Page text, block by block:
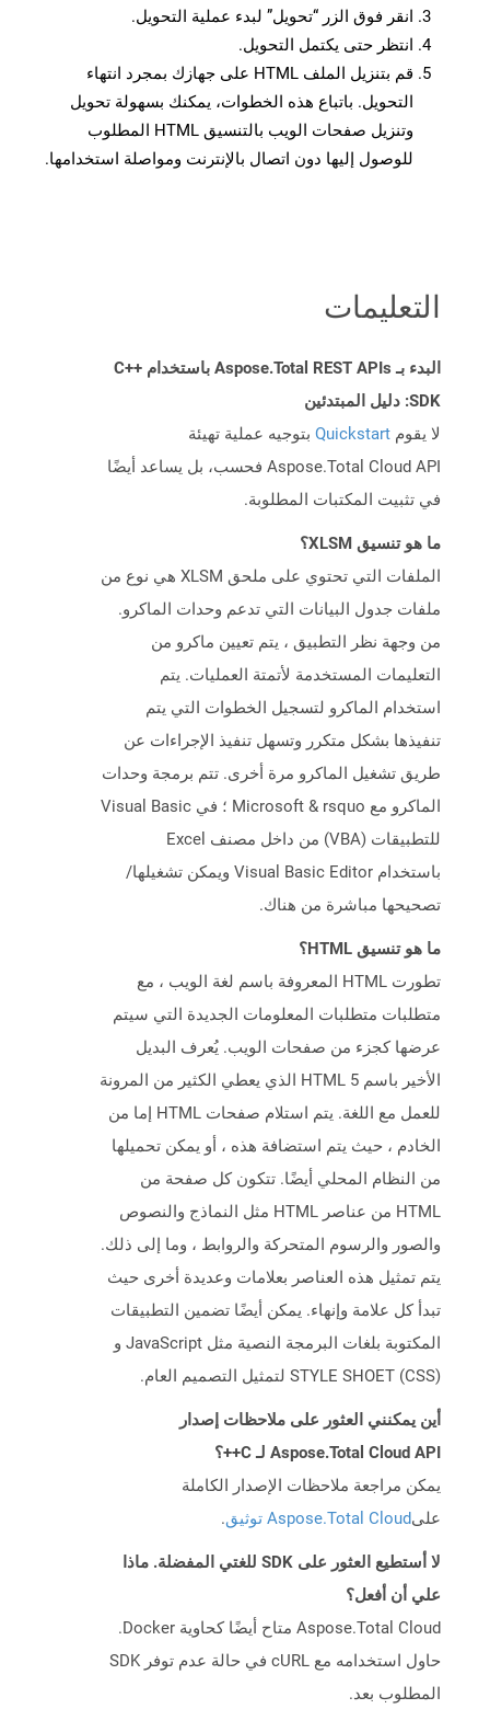
انقر فوق الزر “تحويل” لبدء عملية التحويل.
انتظر حتى يكتمل التحويل.
قم بتنزيل الملف HTML على جهازك بمجرد انتهاء
التحويل. باتباع هذه الخطوات، يمكنك بسهولة تحويل
وتنزيل صفحات الويب بالتنسيق HTML المطلوب
للوصول إليها دون اتصال بالإنترنت ومواصلة استخدامها.
التعليمات
البدء بـ Aspose.Total REST APIs باستخدام C++
SDK: دليل المبتدئين
لا يقوم Quickstart بتوجيه عملية تهيئة
Aspose.Total Cloud API فحسب، بل يساعد أيضًا
في تثبيت المكتبات المطلوبة.
ما هو تنسيق XLSM؟
الملفات التي تحتوي على ملحق XLSM هي نوع من
ملفات جدول البيانات التي تدعم وحدات الماكرو.
من وجهة نظر التطبيق ، يتم تعيين ماكرو من
التعليمات المستخدمة لأتمتة العمليات. يتم
استخدام الماكرو لتسجيل الخطوات التي يتم
تنفيذها بشكل متكرر وتسهل تنفيذ الإجراءات عن
طريق تشغيل الماكرو مرة أخرى. تتم برمجة وحدات
الماكرو مع Microsoft & rsquo ؛ في Visual Basic
للتطبيقات (VBA) من داخل مصنف Excel
باستخدام Visual Basic Editor ويمكن تشغيلها/
تصحيحها مباشرة من هناك.
ما هو تنسيق HTML؟
تطورت HTML المعروفة باسم لغة الويب ، مع
متطلبات متطلبات المعلومات الجديدة التي سيتم
عرضها كجزء من صفحات الويب. يُعرف البديل
الأخير باسم HTML 5 الذي يعطي الكثير من المرونة
للعمل مع اللغة. يتم استلام صفحات HTML إما من
الخادم ، حيث يتم استضافة هذه ، أو يمكن تحميلها
من النظام المحلي أيضًا. تتكون كل صفحة من
HTML من عناصر HTML مثل النماذج والنصوص
والصور والرسوم المتحركة والروابط ، وما إلى ذلك.
يتم تمثيل هذه العناصر بعلامات وعديدة أخرى حيث
تبدأ كل علامة وإنهاء. يمكن أيضًا تضمين التطبيقات
المكتوبة بلغات البرمجة النصية مثل JavaScript و
STYLE SHOET (CSS) لتمثيل التصميم العام.
أين يمكنني العثور على ملاحظات إصدار
Aspose.Total Cloud API لـ C++؟
يمكن مراجعة ملاحظات الإصدار الكاملة
علىAspose.Total Cloud توثيق .
لا أستطيع العثور على SDK للغتي المفضلة. ماذا
علي أن أفعل؟
Aspose.Total Cloud متاح أيضًا كحاوية Docker.
حاول استخدامه مع cURL في حالة عدم توفر SDK
المطلوب بعد.